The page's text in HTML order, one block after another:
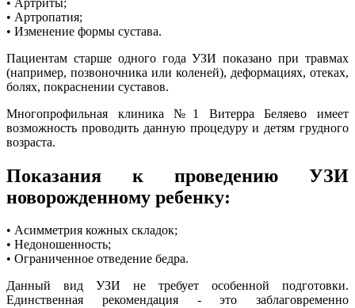
• Артропатия;
• Изменение формы сустава.
Пациентам старше одного года УЗИ показано при травмах
(например, позвоночника или коленей), деформациях, отеках,
болях, покраснении суставов.
Многопрофильная клиника №1 Витерра Беляево имеет
возможность проводить данную процедуру и детям грудного
возраста.
Показания к проведению УЗИ
новорожденному ребенку:
• Асимметрия кожных складок;
• Недоношенность;
• Ограниченное отведение бедра.
Данный вид УЗИ не требует особенной подготовки.
Единственная рекомендация - это заблаговременно